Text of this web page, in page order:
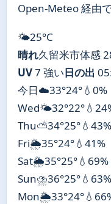
Open-Meteo 経由
🌤️25°C
晴れ久留米市体感
UV7 強い日の出
今日☁️33°24°💧0%
Wed🌤️32°22°
Thu⛅34°25°💧43%
Fri🌦️35°24°💧41%
Sat🌦️35°25°💧69%
Sun⛈️36°25°💧63%
Mon🌦️33°24°